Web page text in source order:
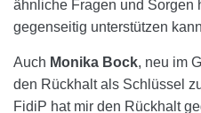
ähnliche Fragen und Sorgen
gegenseitig unterstützen
Auch Monika Bock, neu im
den Rückhalt als Schlüssel
FidiP hat mir den Rückhalt